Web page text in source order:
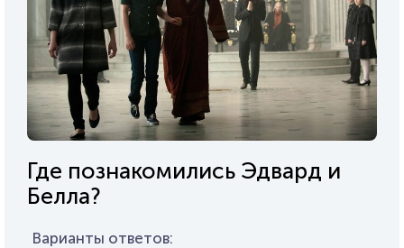
Где познакомились Эдвард и
Белла?
Варианты ответов: